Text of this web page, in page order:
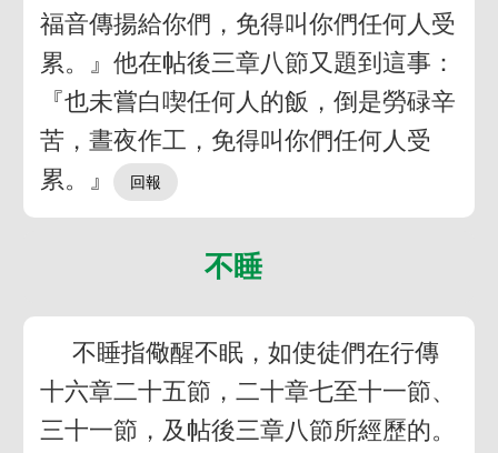
福音傳揚給你們，免得叫你們任何人受
累。』他在帖後三章八節又題到這事：
『也未嘗白喫任何人的飯，倒是勞碌辛
苦，晝夜作工，免得叫你們任何人受
累。』
不睡
不睡指儆醒不眠，如使徒們在行傳
十六章二十五節，二十章七至十一節、
三十一節，及帖後三章八節所經歷的。